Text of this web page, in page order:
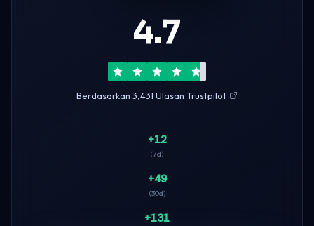
4.7
Berdasarkan 3,431 Ulasan Trustpilot
+12
(7d)
+49
(30d)
+131